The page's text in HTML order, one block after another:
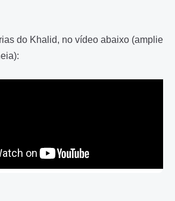
do Khalid, no vídeo abaixo (amplie